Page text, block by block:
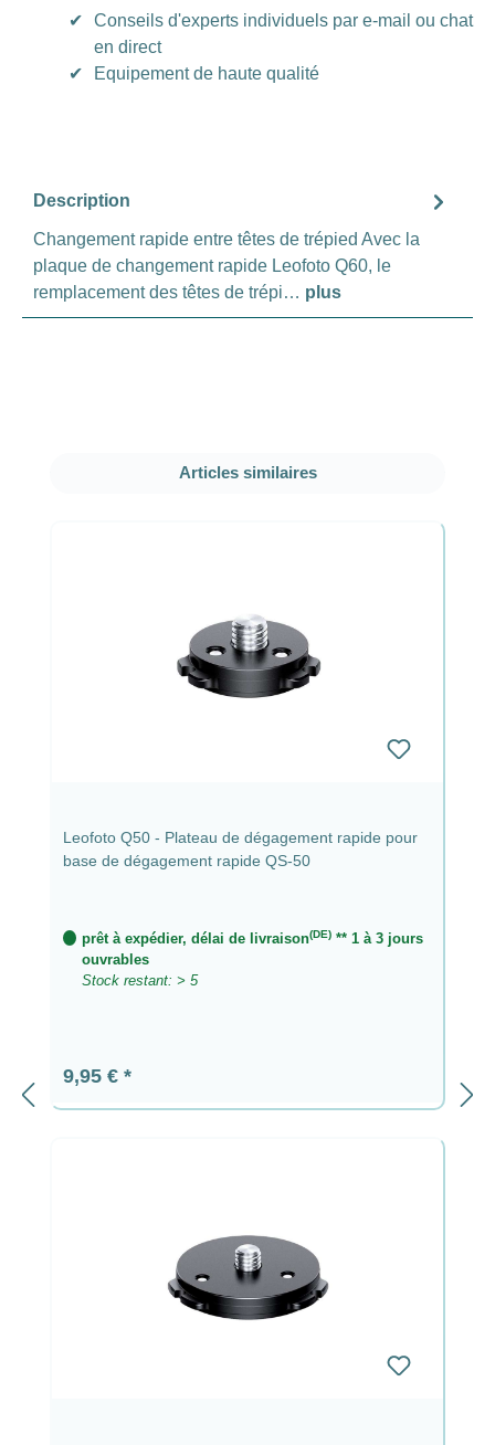
✔
Conseils d'experts individuels par e-mail ou chat
en direct
✔
Equipement de haute qualité
Description
Changement rapide entre têtes de trépied Avec la
plaque de changement rapide Leofoto Q60, le
remplacement des têtes de trépi… plus
Ignorer la galerie de produits
Articles similaires
Leofoto Q50 - Plateau de dégagement rapide pour
base de dégagement rapide QS-50
prêt à expédier, délai de livraison(DE)** 1 à 3 jours
ouvrables
Stock restant: > 5
Prix régulier :
9,95 €